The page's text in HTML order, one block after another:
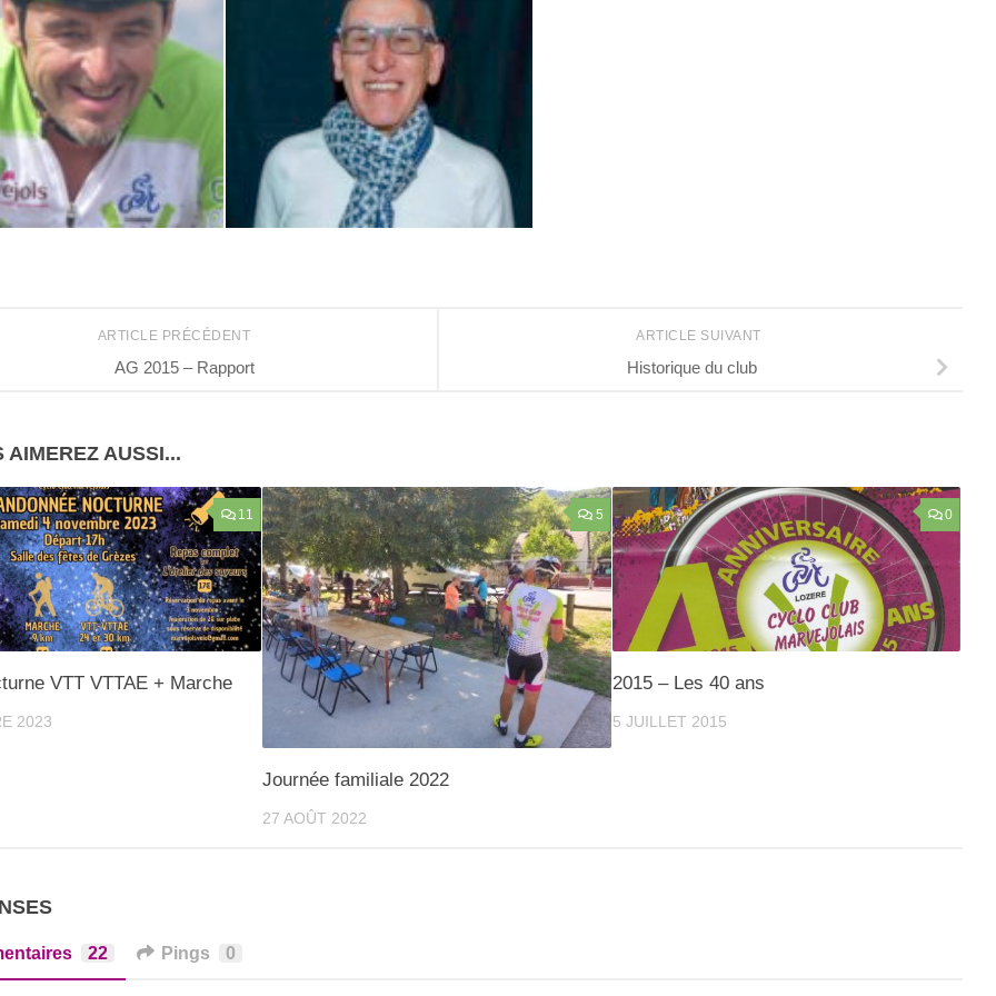
ARTICLE SUIVANT
Historique du club
ARTICLE PRÉCÉDENT
AG 2015 – Rapport
AIMEREZ AUSSI...
11
VTT VTTAE + Marche
2023
5
Journée familiale 2022
27 AOÛT 2022
0
2015 – Les 40 ans
5 JUILLET 2015
22 Pings 0